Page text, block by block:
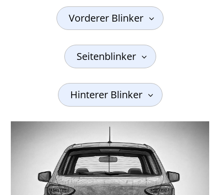
Vorderer Blinker
Seitenblinker
Hinterer Blinker